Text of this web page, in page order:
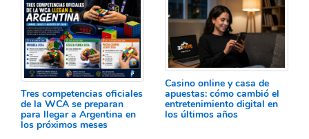
Tres competencias oficiales
de la WCA se preparan
para llegar a Argentina en
los próximos meses
Casino online y casa de
apuestas: cómo cambió el
entretenimiento digital en
los últimos años